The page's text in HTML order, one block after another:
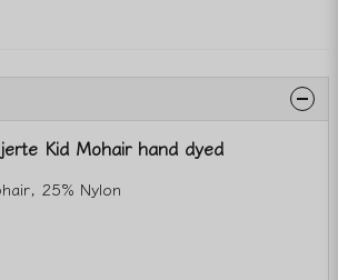
Kid Mohair hand dyed
25% Nylon